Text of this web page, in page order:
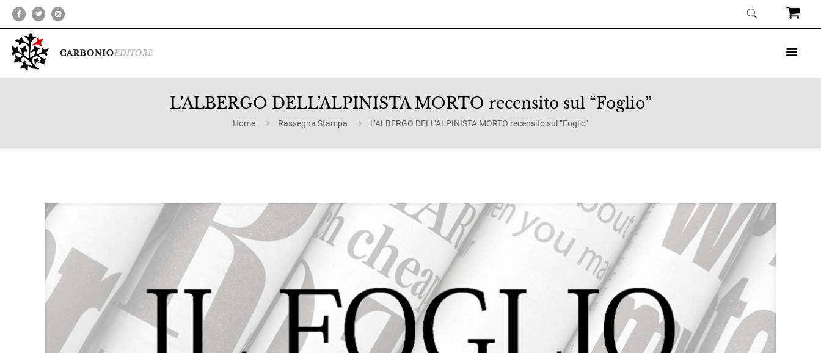
L’ALBERGO DELL’ALPINISTA MORTO recensito sul “Foglio”
Home Rassegna Stampa L’ALBERGO DELL’ALPINISTA MORTO recensito sul “Foglio”